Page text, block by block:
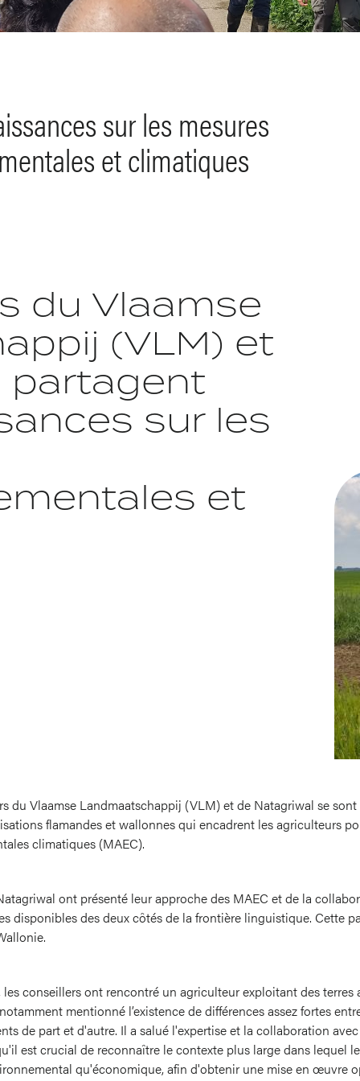
sur les mesures
et climatiques
du Vlaamse
(VLM) et
partagent
sur les
et
du Vlaamse Landmaatschappij (VLM) et de Natagriwal se
flamandes et wallonnes qui encadrent les agriculteurs
climatiques (MAEC).
ont présenté leur approche des MAEC et de la
disponibles des deux côtés de la frontière linguistique. Cette
conseillers ont rencontré un agriculteur exploitant des terres
mentionné l’existence de différences assez fortes
de part et d'autre. Il a salué l'expertise et la collaboration
est crucial de reconnaître le contexte plus large dans lequel
qu'économique, afin d'obtenir une mise en œuvre